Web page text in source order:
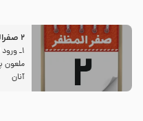
2 صفرالمظفر
1ـ
ملعون
آنان